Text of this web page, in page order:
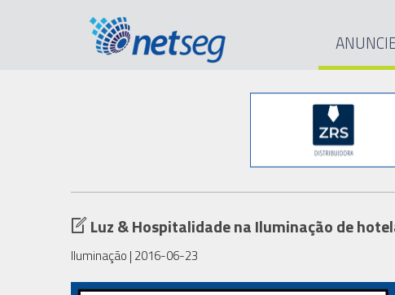
Luz & Hospitalidade na Iluminação de
Iluminação | 2016-06-23